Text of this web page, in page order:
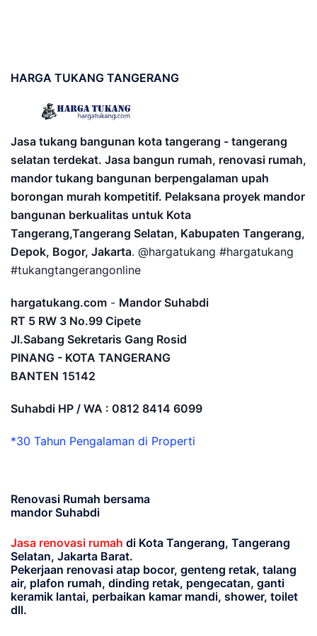
HARGA TUKANG TANGERANG
Jasa tukang bangunan kota tangerang - tangerang
selatan terdekat. Jasa bangun rumah, renovasi rumah,
mandor tukang bangunan berpengalaman upah
borongan murah kompetitif. Pelaksana proyek mandor
bangunan berkualitas untuk Kota
Tangerang,Tangerang Selatan, Kabupaten Tangerang,
Depok, Bogor, Jakarta. @hargatukang #hargatukang
#tukangtangerangonline
hargatukang.com - Mandor Suhabdi
RT 5 RW 3 No.99 Cipete
Jl.Sabang Sekretaris Gang Rosid
PINANG - KOTA TANGERANG
BANTEN 15142
Suhabdi HP / WA : 0812 8414 6099
*30 Tahun Pengalaman di Properti
Renovasi Rumah bersama
mandor Suhabdi
Jasa renovasi rumah di Kota Tangerang, Tangerang
Selatan, Jakarta Barat.
Pekerjaan renovasi atap bocor, genteng retak, talang
air, plafon rumah, dinding retak, pengecatan, ganti
keramik lantai, perbaikan kamar mandi, shower, toilet
dll.